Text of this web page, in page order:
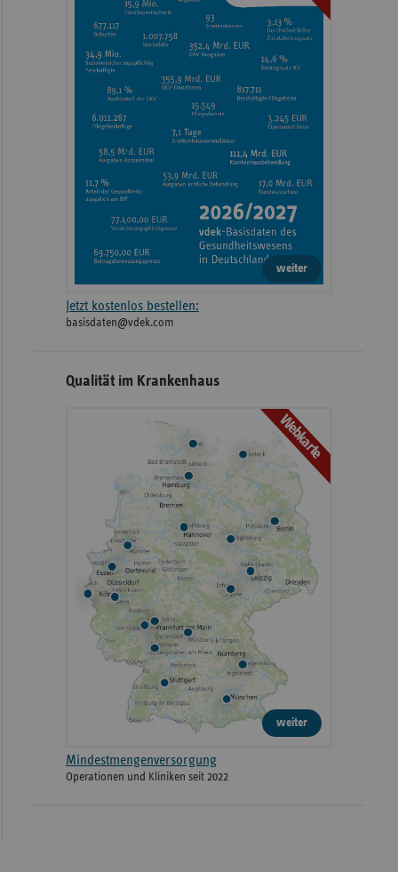
weiter
Jetzt kostenlos bestellen:
basisdaten@vdek.com
Qualität im Krankenhaus
Webkarte
weiter
Mindestmengenversorgung
Operationen und Kliniken seit 2022